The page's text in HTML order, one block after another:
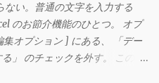
い。普通の文字を入力する
のお節介機能のひとつ。 オプ
オプション ] にある、 「デー
」 のチェックを外す。 この機